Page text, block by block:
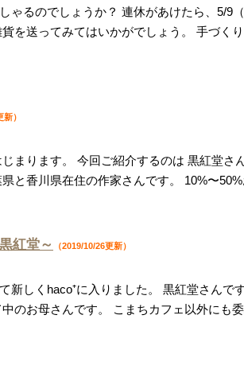
ゃるのでしょうか？ 連休があけたら、5/9
を送ってみてはいかがでしょう。 手づく
新）
まります。 今回ご紹介するのは 黒紅堂さ
と香川県在住の作家さんです。 10%〜
紅堂～ （2019/10/26更新）
新しくhaco⁺に入りました。 黒紅堂さんで
のお母さんです。 こまちカフェ以外にも